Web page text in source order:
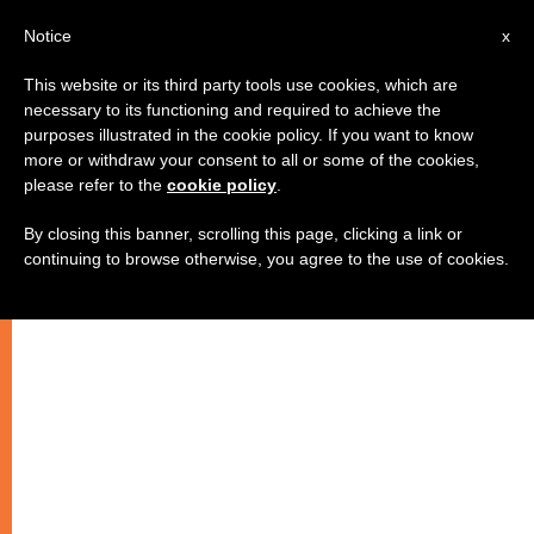
وضع حجر الأساس لمستشفى البابا
بندكتس السادس عشر في بيت جالا
x
Notice
This website or its third party tools use cookies, which are
necessary to its functioning and required to achieve the
purposes illustrated in the cookie policy. If you want to know
more or withdraw your consent to all or some of the cookies,
please refer to the cookie policy
By closing this banner, scrolling this page, clicking a link or
continuing to browse otherwise, you agree to the use of cookies.